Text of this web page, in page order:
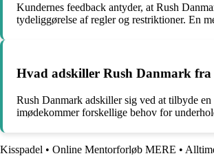
Kundernes feedback antyder, at Rush
tydeliggørelse af regler og restriktioner. En
Hvad adskiller Rush Danmark fra
Rush Danmark adskiller sig ved at tilbyde
imødekommer forskellige behov for
Kisspadel • Online Mentorforløb MERE •